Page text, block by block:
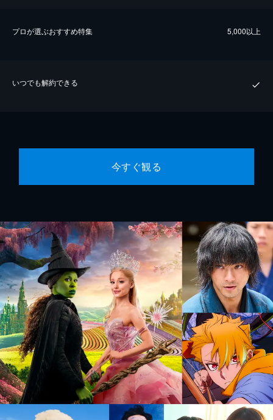
プロが選ぶおすすめ特集 5,000以上
いつでも解約できる
今すぐ観る